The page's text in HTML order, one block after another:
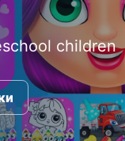
children